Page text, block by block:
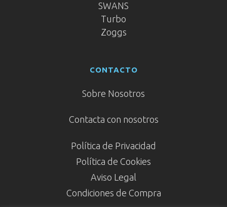
SWANS
Turbo
Zoggs
CONTACTO
Sobre Nosotros
Contacta con nosotros
Política de Privacidad
Política de Cookies
Aviso Legal
Condiciones de Compra